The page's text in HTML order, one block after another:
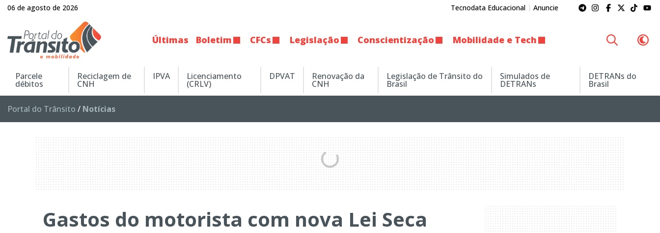
06 de agosto de 2026 Tecnodata Educacional Anuncie
Últimas Boletim CFCs Legislação Conscientização Mobilidade e Tech
Parcele
débitos
Reciclagem de
CNH
IPVA Licenciamento
(CRLV)
DPVAT Renovação da
CNH
Legislação de Trânsito do
Brasil
Simulados de
DETRANs
DETRANs do
Brasil
Portal do Trânsito / Notícias
Gastos do motorista com nova Lei Seca